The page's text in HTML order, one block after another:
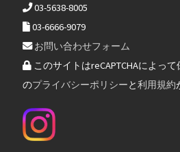
03-5638-8005
03-6666-9079
お問い合わせフォーム
このサイトはreCAPTCHAによっ
のプライバシーポリシーと利用規約